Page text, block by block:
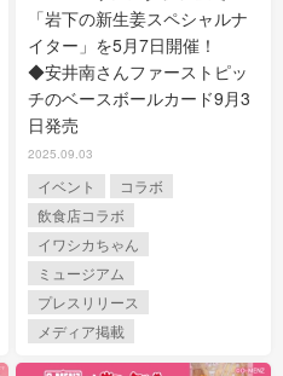
「岩下の新生姜スペシャルナ
イター」を5月7日開催！
◆安井南さんファーストピッ
チのベースボールカード9月3
日発売
2025.09.03
イベント
コラボ
飲食店コラボ
イワシカちゃん
ミュージアム
プレスリリース
メディア掲載